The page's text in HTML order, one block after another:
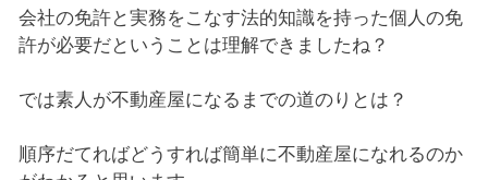
会社の免許と実務をこなす法的知識を持った個人の免
許が必要だということは理解できましたね？
では素人が不動産屋になるまでの道のりとは？
順序だてればどうすれば簡単に不動産屋になれるのか